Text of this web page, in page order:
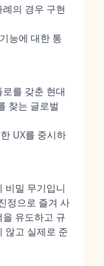
의 경우 구현
능에 대한 통
를 갖춘 현대
찾는 글로벌
UX를 중시하
비밀 무기입니
정으로 즐겨 사
유도하고 규
않고 실제로 준